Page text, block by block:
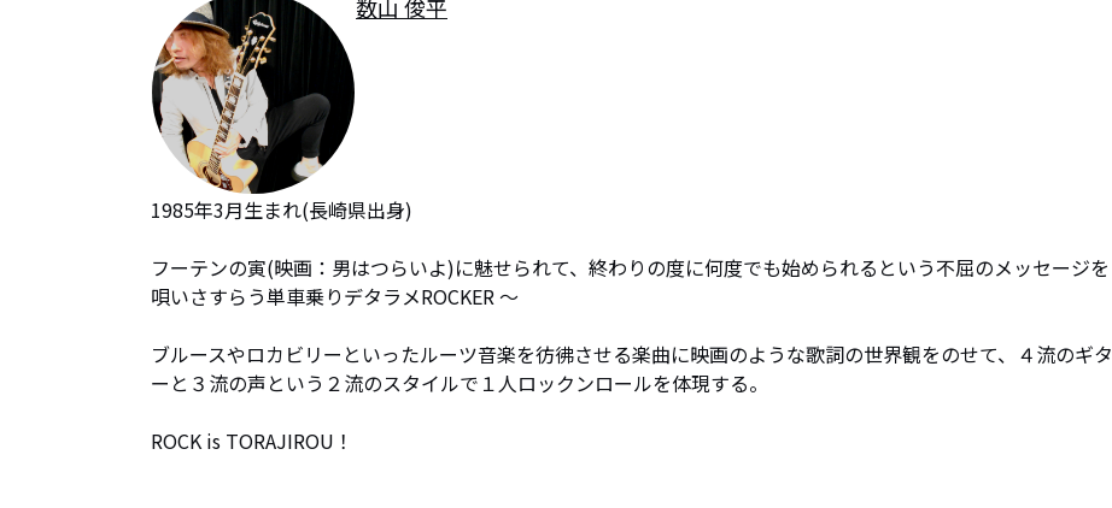
数山 俊平
1985年3月生まれ(長崎県出身)
フーテンの寅(映画：男はつらいよ)に魅せられて、終わりの度に何度でも始められるという不屈のメッセージを
唄いさすらう単車乗りデタラメROCKER ～
ブルースやロカビリーといったルーツ音楽を彷彿させる楽曲に映画のような歌詞の世界観をのせて、４流のギタ
ーと３流の声という２流のスタイルで１人ロックンロールを体現する。
ROCK is TORAJIROU！